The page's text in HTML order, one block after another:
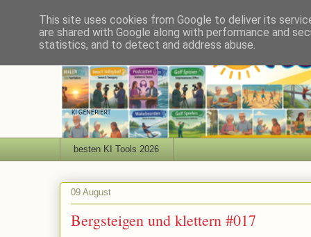
besten KI Tools 2026
09 August
Bergsteigen und klettern #017
This site uses cookies from Google to deliver its
are shared with Google along with performance and
statistics, and to detect and address abuse.